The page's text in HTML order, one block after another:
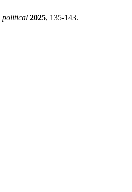
political 2025, 135-143.